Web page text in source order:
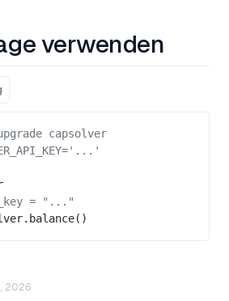
verwenden
capsolver
= "..."
2026